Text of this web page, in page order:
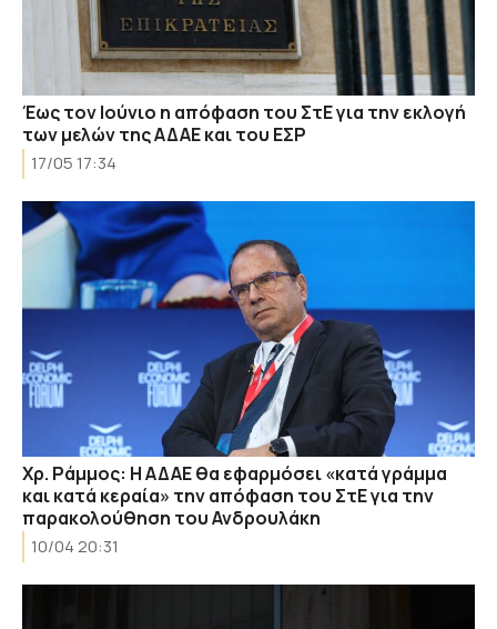
Έως τον Ιούνιο η απόφαση του ΣτΕ για την εκλογή
των μελών της ΑΔΑΕ και του ΕΣΡ
17/05 17:34
Χρ. Ράμμος: Η ΑΔΑΕ θα εφαρμόσει «κατά γράμμα
και κατά κεραία» την απόφαση του ΣτΕ για την
παρακολούθηση του Ανδρουλάκη
10/04 20:31